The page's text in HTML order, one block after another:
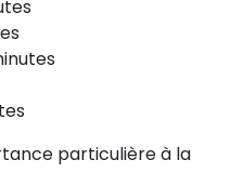
particulière à la